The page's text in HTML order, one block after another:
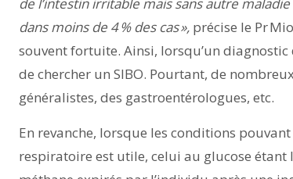
dans moins de 4 % des cas », précise le Pr
souvent fortuite. Ainsi, lorsqu’un
de chercher un SIBO. Pourtant, de
généralistes, des gastroentérologues, etc.
En revanche, lorsque les conditions
respiratoire est utile, celui au glucose étant